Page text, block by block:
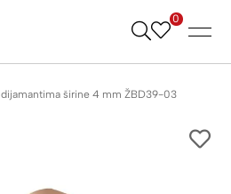
Skip
0
dijamantima širine 4 mm ŽBD39-03